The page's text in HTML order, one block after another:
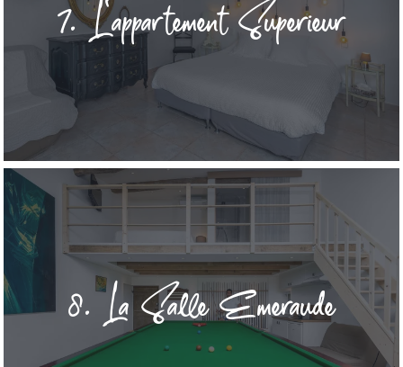
7. L'appartement Superieur
8. La Salle Emeraude